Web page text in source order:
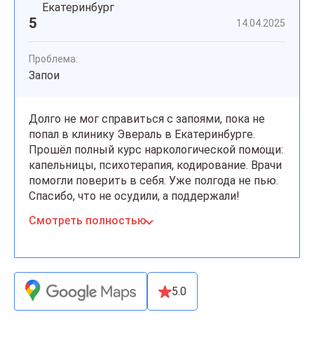
5
Екатеринбург
14.04.2025
Проблема:
Запои
Долго не мог справиться с запоями, пока не
попал в клинику Эвераль в Екатеринбурге.
Прошёл полный курс наркологической помощи:
капельницы, психотерапия, кодирование. Врачи
помогли поверить в себя. Уже полгода не пью.
Спасибо, что не осудили, а поддержали!
Смотреть полностью
5.0